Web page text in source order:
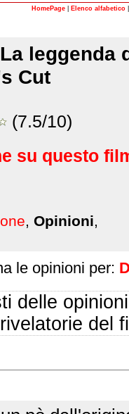
HomePage Elenco alfabetico
leggenda
Cut
(7.5/10)
su questo
, Opinioni,
le opinioni per:
delle
del